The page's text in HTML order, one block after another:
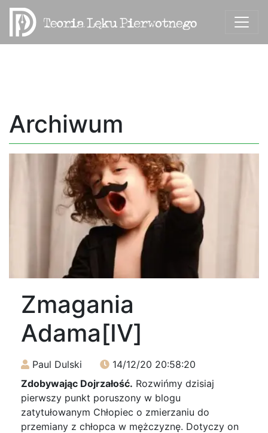
Archiwum
Zmagania
Adama[IV]
Paul Dulski
14/12/20 20:58:20
Zdobywając Dojrzałość. Rozwińmy dzisiaj
pierwszy punkt poruszony w blogu
zatytułowanym Chłopiec o zmierzaniu do
przemiany z chłopca w mężczyznę. Dotyczy on